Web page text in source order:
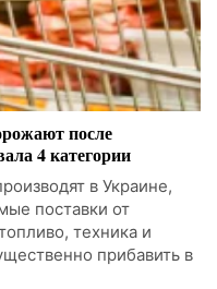
после
4 категории
в Украине,
поставки от
техника и
прибавить в